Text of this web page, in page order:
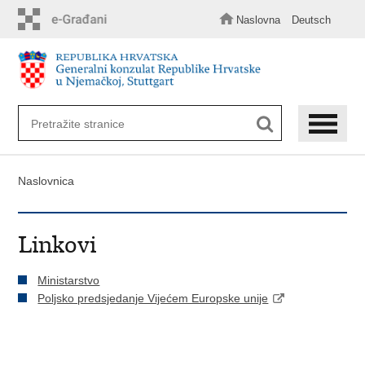
sadržaj
Naslovna Deutsch
Naslovnica
Linkovi
Ministarstvo
Poljsko predsjedanje Vijećem Europske unije